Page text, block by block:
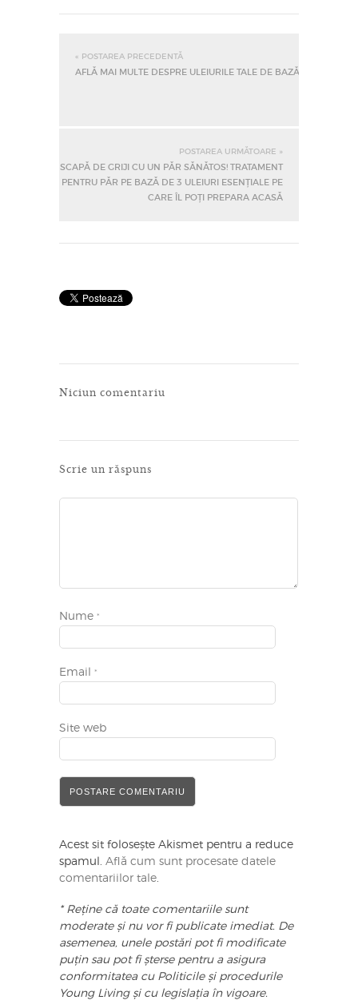
« POSTAREA PRECEDENTĂ
AFLĂ MAI MULTE DESPRE ULEIURILE TALE DE BAZĂ
POSTAREA URMĂTOARE »
SCAPĂ DE GRIJI CU UN PĂR SĂNĂTOS! TRATAMENT
PENTRU PĂR PE BAZĂ DE 3 ULEIURI ESENȚIALE PE
CARE ÎL POȚI PREPARA ACASĂ
Niciun comentariu
Scrie un răspuns
Nume *
Email *
Site web
Acest sit folosește Akismet pentru a reduce
spamul. Află cum sunt procesate datele
comentariilor tale.
* Reține că toate comentariile sunt
moderate și nu vor fi publicate imediat. De
asemenea, unele postări pot fi modificate
puțin sau pot fi șterse pentru a asigura
conformitatea cu Politicile și procedurile
Young Living și cu legislația în vigoare.